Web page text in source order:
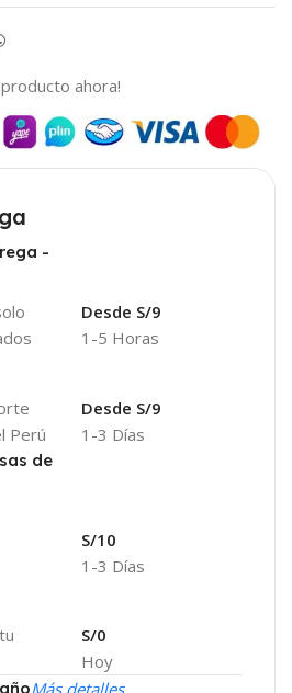
ahora!
-
1-5 Horas
Desde S/9
Perú
1-3 Días
Desde S/9
de
1-3 Días
S/10
Hoy
S/0
Más detalles